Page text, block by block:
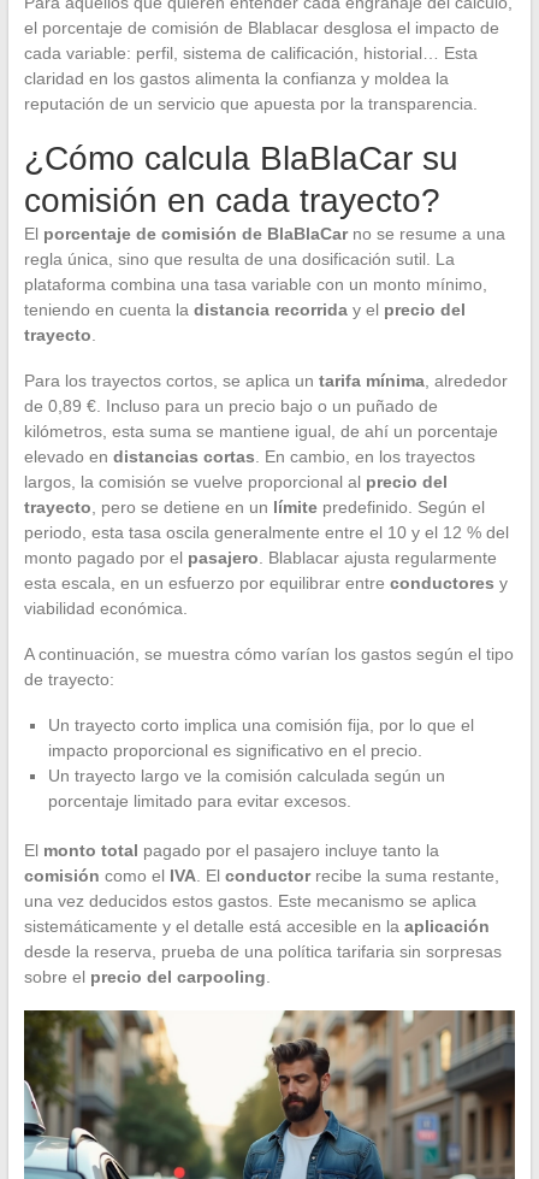
el porcentaje de comisión de Blablacar desglosa el impacto de
cada variable: perfil, sistema de calificación, historial… Esta
claridad en los gastos alimenta la confianza y moldea la
reputación de un servicio que apuesta por la transparencia.
¿Cómo calcula BlaBlaCar su
comisión en cada trayecto?
El porcentaje de comisión de BlaBlaCarno se resume a una
regla única, sino que resulta de una dosificación sutil. La
plataforma combina una tasa variable con un monto mínimo,
teniendo en cuenta la distancia recorriday el precio del
trayecto
Para los trayectos cortos, se aplica un tarifa mínima, alrededor
de 0,89 €. Incluso para un precio bajo o un puñado de
kilómetros, esta suma se mantiene igual, de ahí un porcentaje
elevado en distancias cortas . En cambio, en los trayectos
largos, la comisión se vuelve proporcional al precio del
trayecto , pero se detiene en un límitepredefinido. Según el
periodo, esta tasa oscila generalmente entre el 10 y el 12 % del
monto pagado por el pasajero . Blablacar ajusta regularmente
esta escala, en un esfuerzo por equilibrar entre conductores y
viabilidad económica.
A continuación, se muestra cómo varían los gastos según el tipo
de trayecto:
Un trayecto corto implica una comisión fija, por lo que el
impacto proporcional es significativo en el precio.
Un trayecto largo ve la comisión calculada según un
porcentaje limitado para evitar excesos.
El monto total pagado por el pasajero incluye tanto la
comisión como el IVA. El conductorrecibe la suma restante,
una vez deducidos estos gastos. Este mecanismo se aplica
sistemáticamente y el detalle está accesible en la aplicación
desde la reserva, prueba de una política tarifaria sin sorpresas
sobre el precio del carpooling